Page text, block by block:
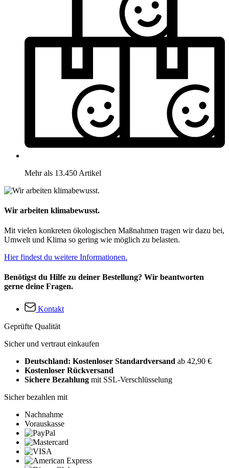
Mehr als 13.450 Artikel
Wir arbeiten klimabewusst.
Mit vielen konkreten ökologischen Maßnahmen tragen wir dazu bei,
Umwelt und Klima so gering wie möglich zu belasten.
Hier findest du weitere Informationen.
Benötigst du Hilfe zu deiner Bestellung? Wir beantworten
gerne deine Fragen.
Kontakt
Geprüfte Qualität
Sicher und vertraut einkaufen
Deutschland: Kostenloser Standardversand ab 42,90 €
Kostenloser Rückversand
Sichere Bezahlung mit SSL-Verschlüsselung
Sicher bezahlen mit
Nachnahme
Vorauskasse